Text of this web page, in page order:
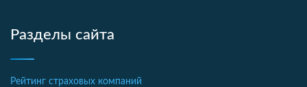
Разделы сайта
Рейтинг страховых компаний